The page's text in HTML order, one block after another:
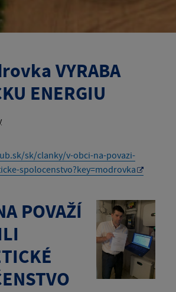
VYRABA
ENERGIU
sk/clanky/v-obci-na-povazi-
spolocenstvo?key=modrovka
POVAŽÍ